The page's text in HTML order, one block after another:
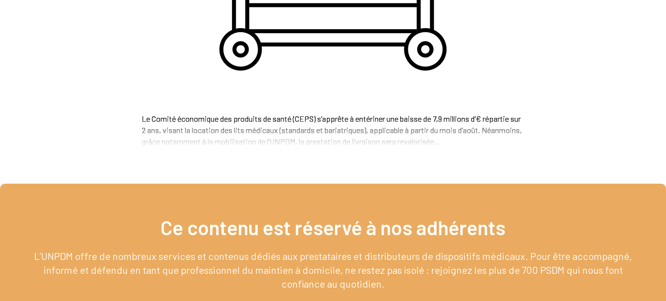
Le Comité économique des produits de santé (CEPS) s’apprête à entériner une baisse de 7,9 millions d’€ répartie sur
2 ans, visant la location des lits médicaux (standards et bariatriques), applicable à partir du mois d’août. Néanmoins,
grâce notamment à la mobilisation de l’UNPDM, la prestation de livraison sera revalorisée...
Ce contenu est réservé à nos adhérents​
L’UNPDM offre de nombreux services et contenus dédiés aux prestataires et distributeurs de dispositifs médicaux. Pour être accompagné,
informé et défendu en tant que professionnel du maintien à domicile, ne restez pas isolé : rejoignez les plus de 700 PSDM qui nous font
confiance au quotidien.